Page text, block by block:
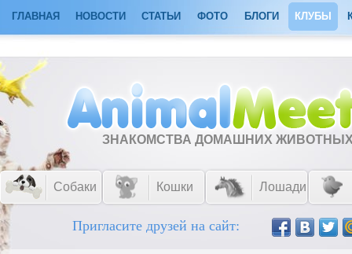
ГЛАВНАЯ НОВОСТИ СТАТЬИ ФОТО БЛОГИ КЛУБЫ
ЗНАКОМСТВА ДОМАШНИХ
Собаки Кошки Лошади
Пригласите друзей на сайт: